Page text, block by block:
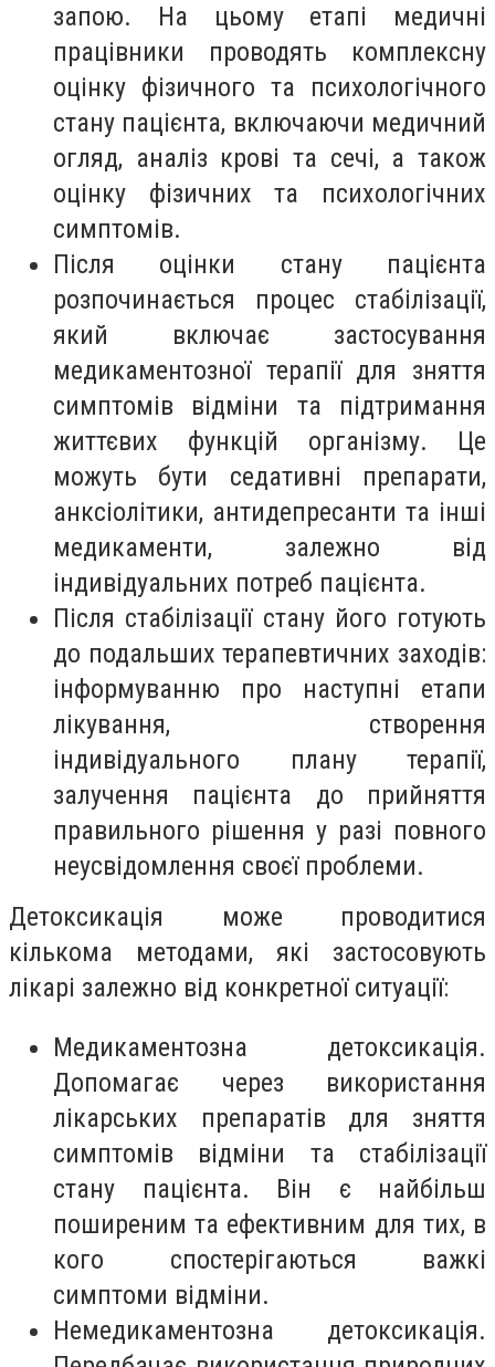
запою. На цьому етапі медичні
працівники проводять комплексну
оцінку фізичного та психологічного
стану пацієнта, включаючи медичний
огляд, аналіз крові та сечі, а також
оцінку фізичних та психологічних
симптомів.
Після оцінки стану пацієнта
розпочинається процес стабілізації,
який включає застосування
медикаментозної терапії для зняття
симптомів відміни та підтримання
життєвих функцій організму. Це
можуть бути седативні препарати,
анксіолітики, антидепресанти та інші
медикаменти, залежно від
індивідуальних потреб пацієнта.
Після стабілізації стану його готують
до подальших терапевтичних заходів:
інформуванню про наступні етапи
лікування, створення
індивідуального плану терапії,
залучення пацієнта до прийняття
правильного рішення у разі повного
неусвідомлення своєї проблеми.
Детоксикація може проводитися
кількома методами, які застосовують
лікарі залежно від конкретної ситуації:
Медикаментозна детоксикація.
Допомагає через використання
лікарських препаратів для зняття
симптомів відміни та стабілізації
стану пацієнта. Він є найбільш
поширеним та ефективним для тих, в
кого спостерігаються важкі
симптоми відміни.
Немедикаментозна детоксикація.